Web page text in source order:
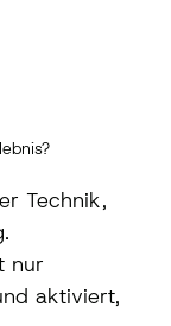
Technik,
nur
aktiviert,